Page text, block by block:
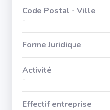
Code Postal - Ville
-
Forme Juridique
Activité
-
Effectif entreprise